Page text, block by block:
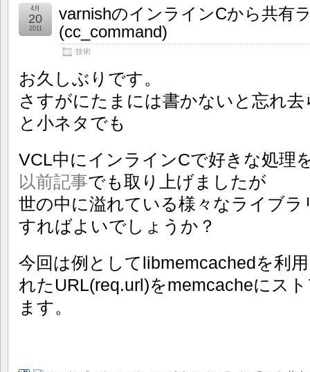
varnishのインラインCから共有
(cc_command)
技術
4月
20
2011
お久しぶりです。
さすがにたまには書かないと忘れ
と小ネタでも
VCL中にインラインCで好きな処理
以前記事でも取り上げましたが
世の中に溢れている様々なライブ
すればよいでしょうか？
今回は例としてlibmemcachedを利
れたURL(req.url)をmemcacheにス
ます。